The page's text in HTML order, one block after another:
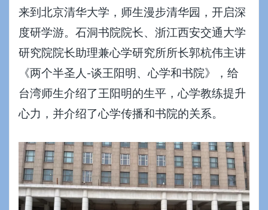
来到北京清华大学，师生漫步清华园，开启深
度研学游。石洞书院院长、浙江西安交通大学
研究院院长助理兼心学研究所所长郭杭伟主讲
《两个半圣人-谈王阳明、心学和书院》，给
台湾师生介绍了王阳明的生平，心学教练提升
心力，并介绍了心学传播和书院的关系。